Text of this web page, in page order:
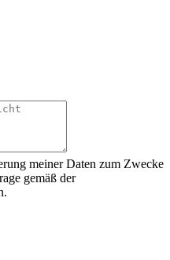
meiner Daten zum Zwecke
gemäß der